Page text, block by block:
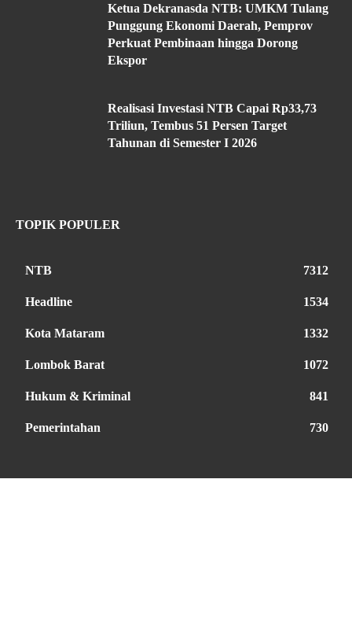
Ketua Dekranasda NTB: UMKM Tulang
Punggung Ekonomi Daerah, Pemprov
Perkuat Pembinaan hingga Dorong
Ekspor
Realisasi Investasi NTB Capai Rp33,73
Triliun, Tembus 51 Persen Target
Tahunan di Semester I 2026
TOPIK POPULER
NTB 7312
Headline 1534
Kota Mataram 1332
Lombok Barat 1072
Hukum & Kriminal 841
Pemerintahan 730